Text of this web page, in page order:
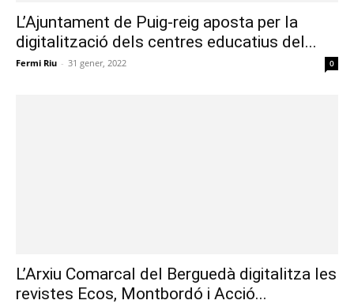
L’Ajuntament de Puig-reig aposta per la
digitalització dels centres educatius del...
Fermi Riu - 31 gener, 2022 0
L’Arxiu Comarcal del Berguedà digitalitza les
revistes Ecos, Montbordó i Acció...